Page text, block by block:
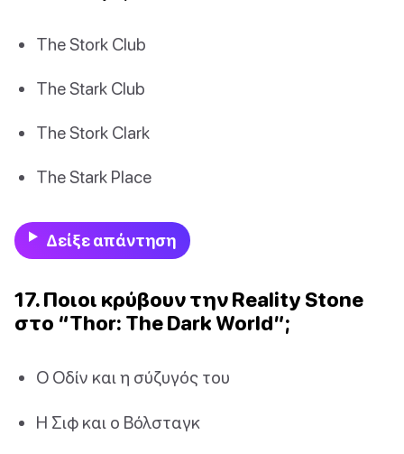
The Stork Club
The Stark Club
The Stork Clark
The Stark Place
Δείξε απάντηση
17. Ποιοι κρύβουν την Reality Stone
στο “Thor: The Dark World”;
Ο Οδίν και η σύζυγός του
Η Σιφ και ο Βόλσταγκ